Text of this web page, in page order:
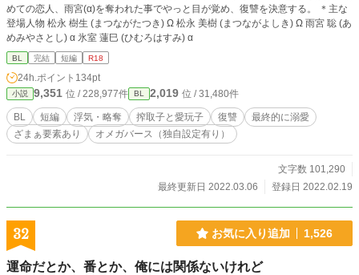
めての恋人、雨宮(α)を奪われた事でやっと目が覚め、復讐を決意する。 ＊主な
登場人物 松永 樹生 (まつながたつき) Ω 松永 美樹 (まつながよしき) Ω 雨宮 聡 (あ
めみやさとし) α 氷室 蓮巳 (ひむろはすみ) α
BL 完結 短編 R18
24h.ポイント 134pt
小説 9,351 位 / 228,977件 BL 2,019 位 / 31,480件
BL 短編 浮気・略奪 搾取子と愛玩子 復讐
最終的に溺愛
ざまぁ要素あり
オメガバース（独自設定有り）
文字数 101,290
最終更新日 2022.03.06
登録日 2022.02.19
32 お気に入り追加 1,526
運命だとか、番とか、俺には関係ないけれど